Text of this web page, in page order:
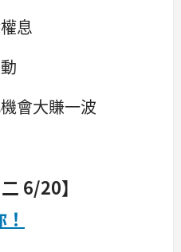
息
會大賺一波
6/20】